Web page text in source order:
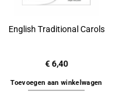
English Traditional Carols
€6,40
Toevoegen aan winkelwagen